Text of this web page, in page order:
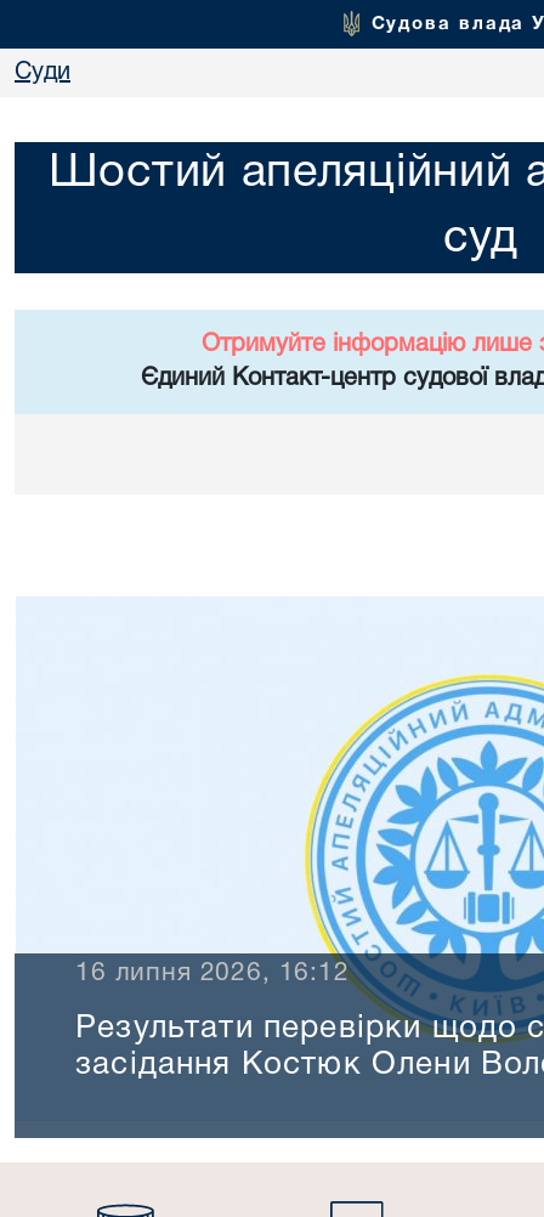
Судова влада
Суди
Шостий апеляційний
суд
Отримуйте інформацію лише
Єдиний Контакт-центр судової
16 липня 2026, 16:12
Результати перевірки щодо
засідання Костюк Олени